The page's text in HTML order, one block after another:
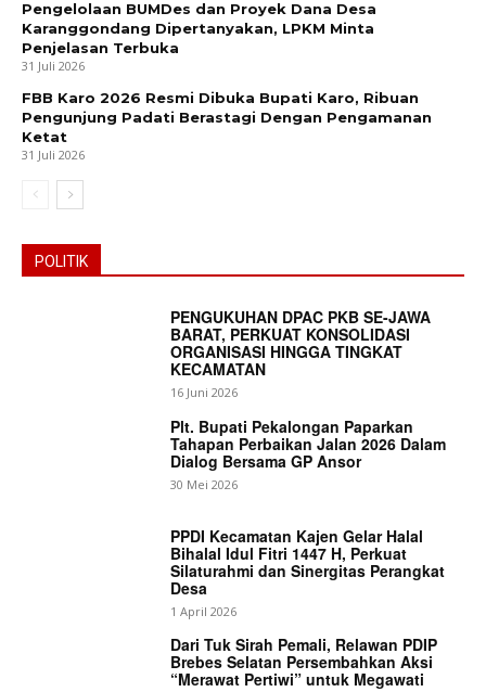
Pengelolaan BUMDes dan Proyek Dana Desa
Karanggondang Dipertanyakan, LPKM Minta
Penjelasan Terbuka
31 Juli 2026
FBB Karo 2026 Resmi Dibuka Bupati Karo, Ribuan
Pengunjung Padati Berastagi Dengan Pengamanan
Ketat
31 Juli 2026
POLITIK
PENGUKUHAN DPAC PKB SE-JAWA
BARAT, PERKUAT KONSOLIDASI
ORGANISASI HINGGA TINGKAT
KECAMATAN
16 Juni 2026
Plt. Bupati Pekalongan Paparkan
Tahapan Perbaikan Jalan 2026 Dalam
Dialog Bersama GP Ansor
30 Mei 2026
PPDI Kecamatan Kajen Gelar Halal
Bihalal Idul Fitri 1447 H, Perkuat
Silaturahmi dan Sinergitas Perangkat
Desa
1 April 2026
Dari Tuk Sirah Pemali, Relawan PDIP
Brebes Selatan Persembahkan Aksi
“Merawat Pertiwi” untuk Megawati